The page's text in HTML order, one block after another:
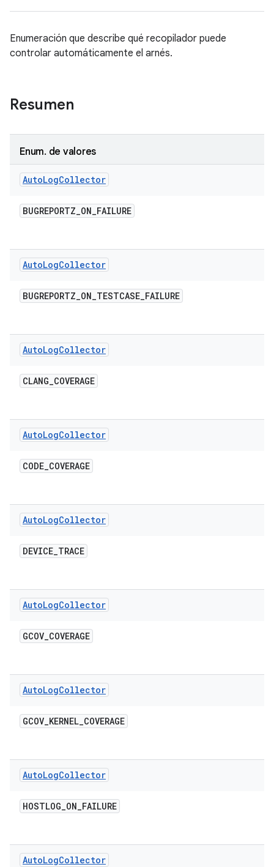
Enumeración que describe qué recopilador puede
controlar automáticamente el arnés.
Resumen
Enum. de valores
AutoLogCollector
BUGREPORTZ_ON_FAILURE
AutoLogCollector
BUGREPORTZ_ON_TESTCASE_FAILURE
AutoLogCollector
CLANG_COVERAGE
AutoLogCollector
CODE_COVERAGE
AutoLogCollector
DEVICE_TRACE
AutoLogCollector
GCOV_COVERAGE
AutoLogCollector
GCOV_KERNEL_COVERAGE
AutoLogCollector
HOSTLOG_ON_FAILURE
AutoLogCollector